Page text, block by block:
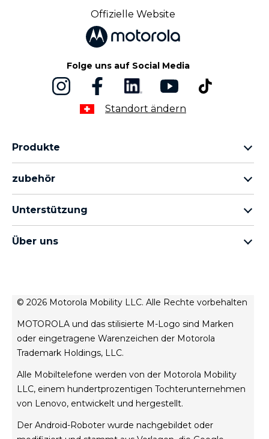
Offizielle Website
Folge uns auf Social Media
Standort ändern
Produkte
moto g Familie
Thinkphne 25 by motorola
zubehör
moto tag
Unterstützung
Meine Bestellungen
Reparaturstatus
Wiederherstellung und Smart-Assistent
Über uns
Verkaufsbedingungen
Website-Datenschutz
Innovation
Produktdatenschutz
© 2026 Motorola Mobility LLC. Alle Rechte vorbehalten
MOTOROLA und das stilisierte M-Logo sind Marken
oder eingetragene Warenzeichen der Motorola
Trademark Holdings, LLC.
Alle Mobiltelefone werden von der Motorola Mobility
LLC, einem hundertprozentigen Tochterunternehmen
von Lenovo, entwickelt und hergestellt.
Der Android-Roboter wurde nachgebildet oder